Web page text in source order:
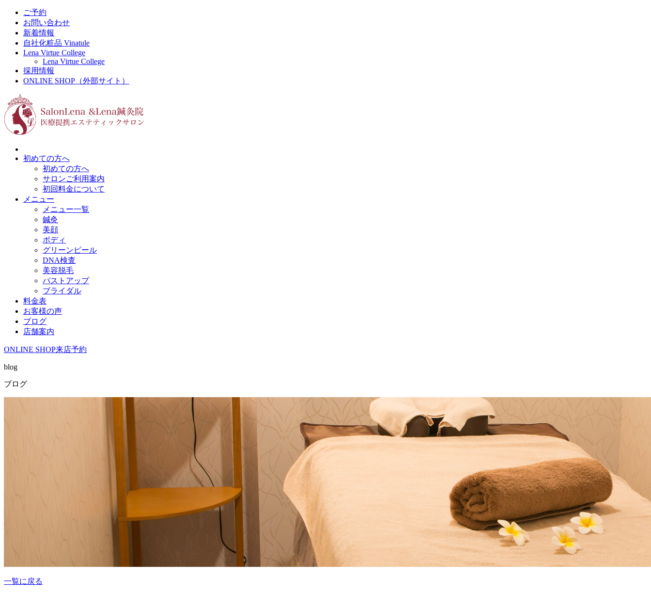
ご予約
お問い合わせ
新着情報
自社化粧品 Vinatule
Lena Virtue College
Lena Virtue College
採用情報
ONLINE SHOP（外部サイト）
初めての方へ
初めての方へ
サロンご利用案内
初回料金について
メニュー
メニュー一覧
鍼灸
美顔
ボディ
グリーンピール
DNA検査
美容脱毛
バストアップ
ブライダル
料金表
お客様の声
ブログ
店舗案内
ONLINE SHOP来店予約
blog
ブログ
一覧に戻る